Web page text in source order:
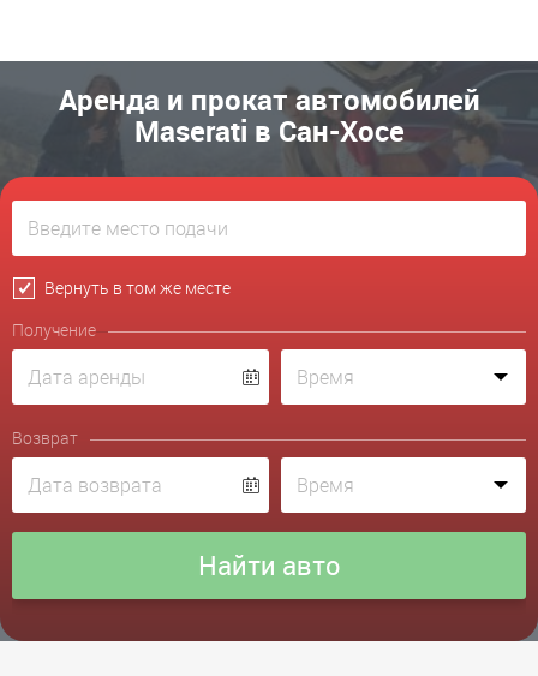
Аренда и прокат автомобилей
Maserati в Сан-Хосе
Вернуть в том же месте
Получение
Возврат